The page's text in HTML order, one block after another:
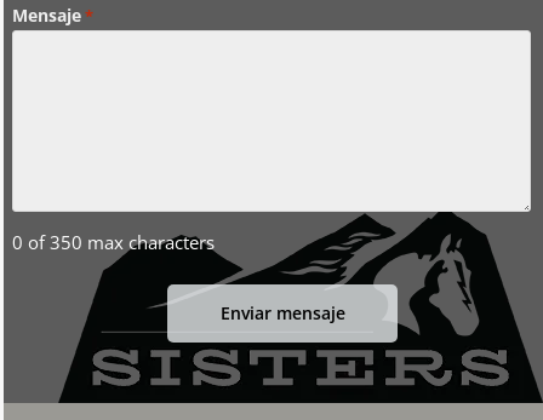
Mensaje*
0 of 350 max characters